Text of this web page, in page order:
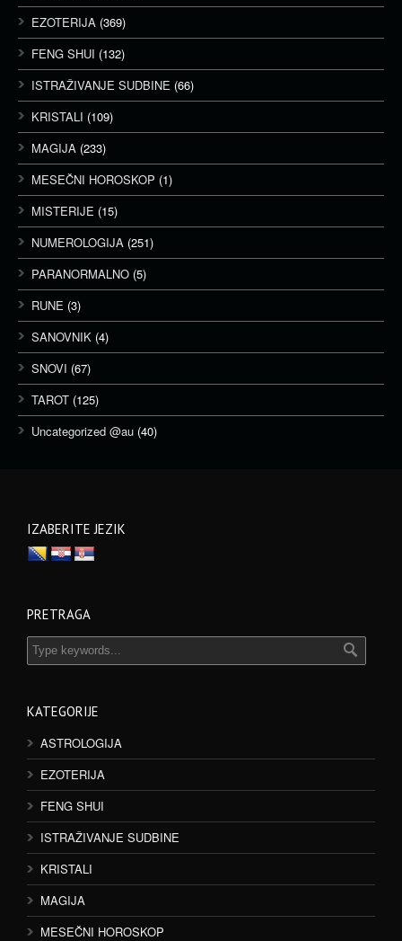
EZOTERIJA (369)
FENG SHUI (132)
ISTRAŽIVANJE SUDBINE (66)
KRISTALI (109)
MAGIJA (233)
MESEČNI HOROSKOP (1)
MISTERIJE (15)
NUMEROLOGIJA (251)
PARANORMALNO (5)
RUNE (3)
SANOVNIK (4)
SNOVI (67)
TAROT (125)
Uncategorized @au (40)
IZABERITE JEZIK
PRETRAGA
KATEGORIJE
ASTROLOGIJA
EZOTERIJA
FENG SHUI
ISTRAŽIVANJE SUDBINE
KRISTALI
MAGIJA
MESEČNI HOROSKOP